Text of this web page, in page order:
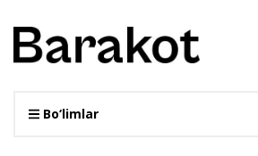
Bo‘limlar